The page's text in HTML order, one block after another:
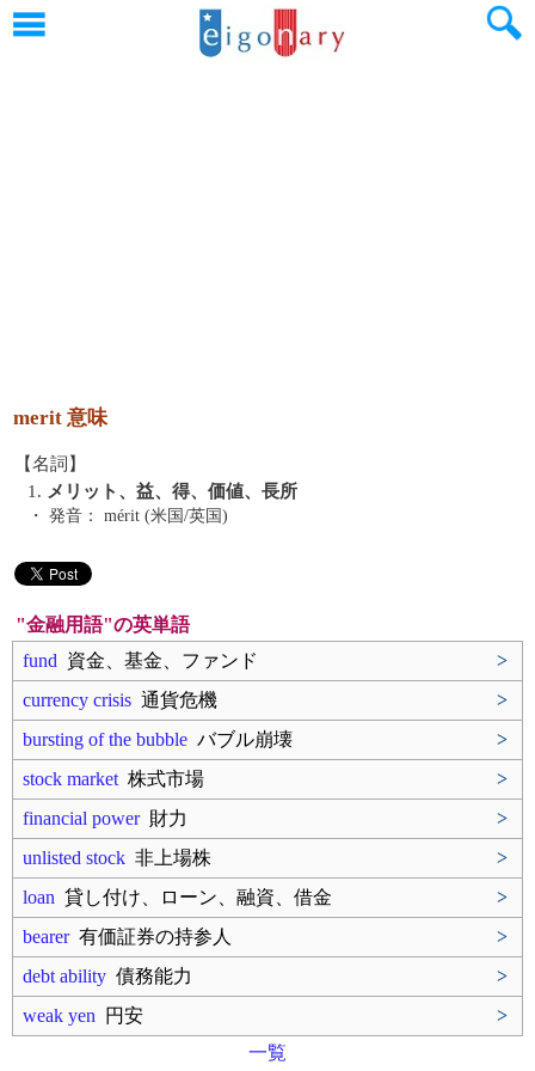
merit 意味
【名詞】
1. メリット、益、得、価値、長所
・ 発音： mérit (米国/英国)
"金融用語"の英単語
fund 資金、基金、ファンド
>
currency crisis 通貨危機
>
bursting of the bubble バブル崩壊
>
stock market 株式市場
>
financial power財力
>
unlisted stock 非上場株
>
loan 貸し付け、ローン、融資、借金
>
bearer有価証券の持参人
>
debt ability 債務能力
>
weak yen 円安
>
一覧